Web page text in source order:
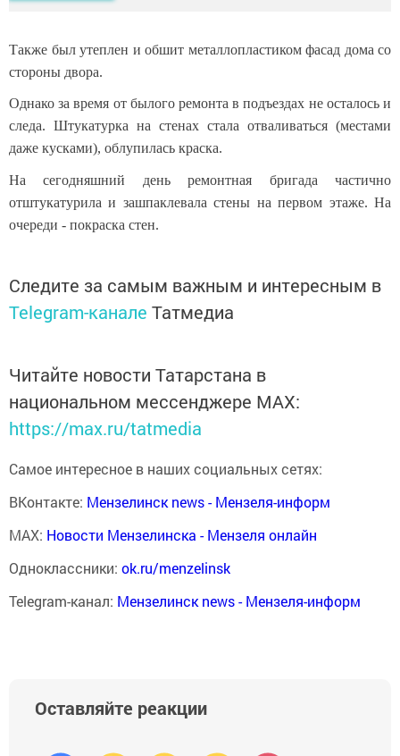
Также был утеплен и обшит металлопластиком фасад дома со
стороны двора.
Однако за время от былого ремонта в подъездах не осталось и
следа. Штукатурка на стенах стала отваливаться (местами
даже кусками), облупилась краска.
На сегодняшний день ремонтная бригада частично
отштукатурила и зашпаклевала стены на первом этаже. На
очереди - покраска стен.
Следите за самым важным и интересным в
Telegram-канале Татмедиа
Читайте новости Татарстана в
национальном мессенджере MАХ:
https://max.ru/tatmedia
Самое интересное в наших социальных сетях:
ВКонтакте: Мензелинск news - Мензеля-информ
MAX: Новости Мензелинска - Мензеля онлайн
Одноклассники: ok.ru/menzelinsk
Telegram-канал: Мензелинск news - Мензеля-информ
Оставляйте реакции